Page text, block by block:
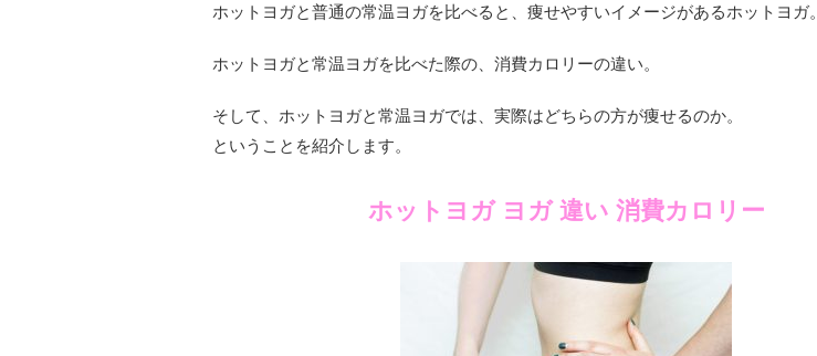
ホットヨガと普通の常温ヨガを比べると、痩せやすいイメージがあるホットヨガ。
ホットヨガと常温ヨガを比べた際の、消費カロリーの違い。
そして、ホットヨガと常温ヨガでは、実際はどちらの方が痩せるのか。
ということを紹介します。
ホットヨガ ヨガ 違い 消費カロリー